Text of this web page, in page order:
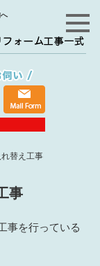
替え工事
事
事を行っている